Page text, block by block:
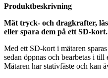
Produktbeskrivning
Mät tryck- och dragkrafter,
eller spara dem på ett SD-kort.
Med ett SD-kort i mätaren
sedan öppnas och bearbetas i
Mätaren har stativfäste och kan